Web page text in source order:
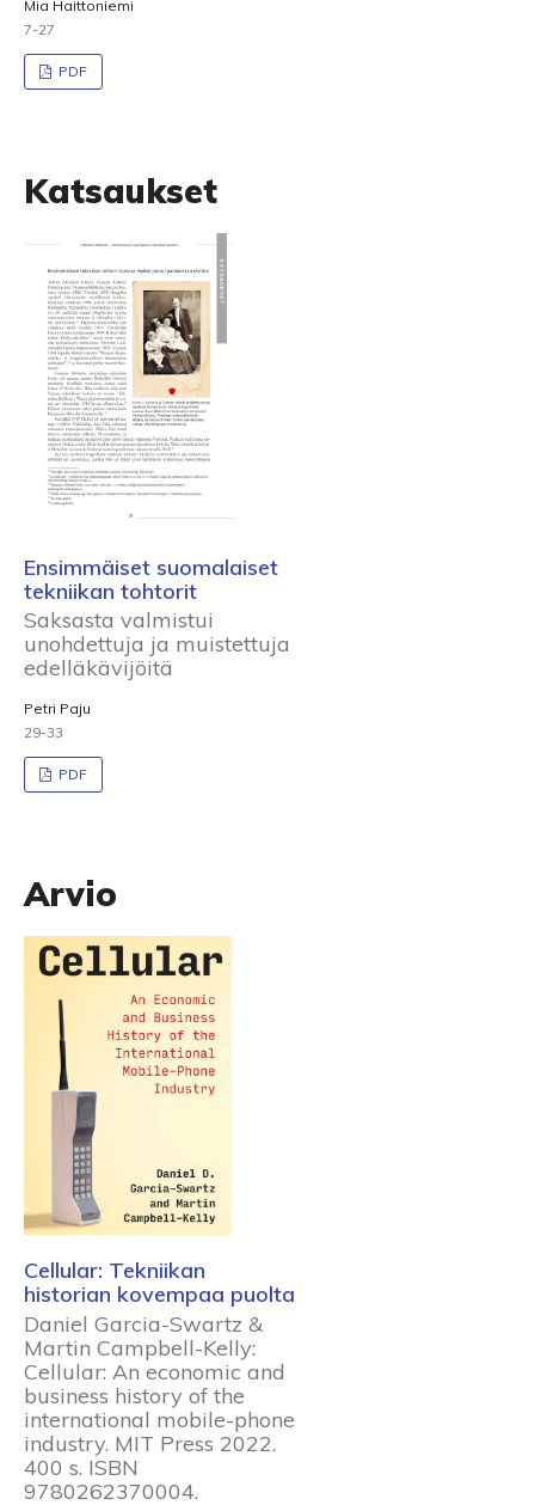
Mia Haittoniemi
7-27
PDF
Katsaukset
Ensimmäiset suomalaiset
tekniikan tohtorit
Saksasta valmistui
unohdettuja ja muistettuja
edelläkävijöitä
Petri Paju
29-33
PDF
Arvio
Cellular: Tekniikan
historian kovempaa puolta
Daniel Garcia-Swartz &
Martin Campbell-Kelly:
Cellular: An economic and
business history of the
international mobile-phone
industry. MIT Press 2022.
400 s. ISBN
9780262370004.